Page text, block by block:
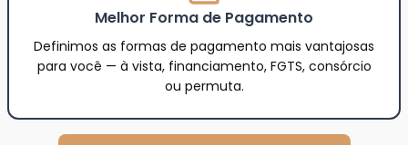
Melhor Forma de Pagamento
Definimos as formas de pagamento mais vantajosas
para você — à vista, financiamento, FGTS, consórcio
ou permuta.